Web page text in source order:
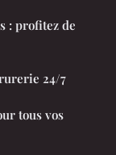
: profitez de
24/7
tous vos